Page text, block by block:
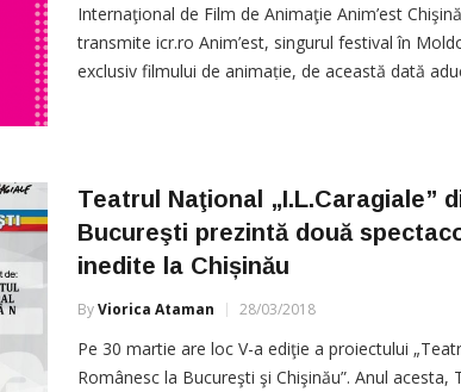
Internaţional de Film de Animaţie Anim’est
transmite icr.ro Anim’est, singurul festival în
exclusiv filmului de animație, de această dată
Teatrul Naţional „I.L.Caragiale”
Bucureşti prezintă două
inedite la Chișinău
ByViorica Ataman 28/03/2018
Pe 30 martie are loc V-a ediţie a proiectului
Românesc la Bucureşti şi Chişinău”. Anul acesta,